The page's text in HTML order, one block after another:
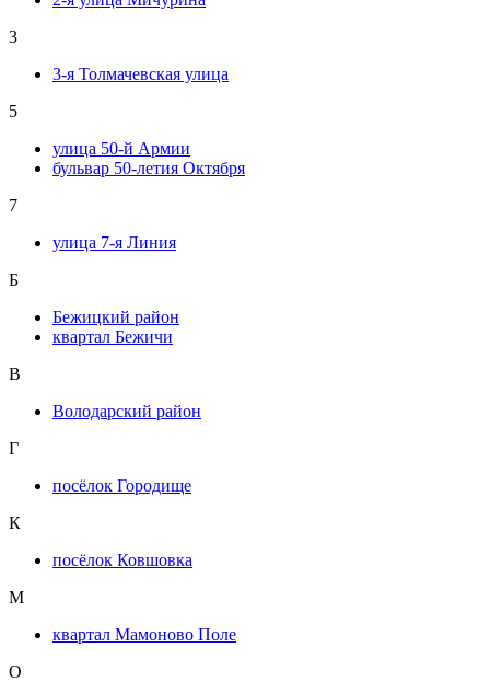
3
3-я Толмачевская улица
5
улица 50-й Армии
бульвар 50-летия Октября
7
улица 7-я Линия
Б
Бежицкий район
квартал Бежичи
В
Володарский район
Г
посёлок Городище
К
посёлок Ковшовка
М
квартал Мамоново Поле
О